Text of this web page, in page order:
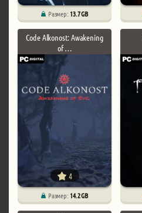
Размер: 13.7 GB
Code Alkonost: Awakening
of …
4
Размер: 14.2 GB